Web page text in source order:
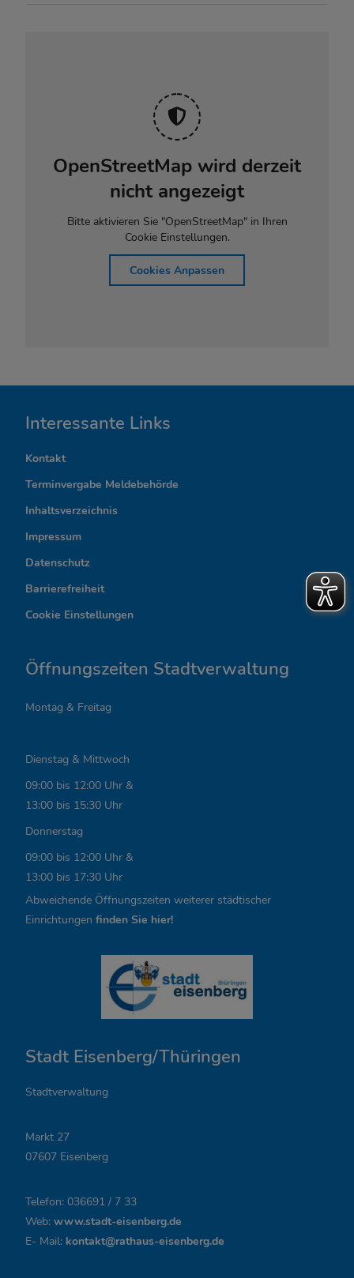
OpenStreetMap wird derzeit
nicht angezeigt
Bitte aktivieren Sie "OpenStreetMap" in Ihren
Cookie Einstellungen.
Cookies Anpassen
I
n
t
e
r
e
s
a
t
L
i
n
k
s
,
u
n
s
e
i
Interessante Links
Kontakt
Terminvergabe Meldebehörde
Inhaltsverzeichnis
Impressum
Datenschutz
Barrierefreiheit
Cookie Einstellungen
Öffnungszeiten Stadtverwaltung
Montag & Freitag
Dienstag & Mittwoch
09:00 bis 12:00 Uhr &
13:00 bis 15:30 Uhr
Donnerstag
09:00 bis 12:00 Uhr &
13:00 bis 17:30 Uhr
Abweichende Öffnungszeiten weiterer städtischer
Einrichtungen finden Sie hier!
Stadt Eisenberg/Thüringen
Stadtverwaltung
Markt 27
07607 Eisenberg
Telefon: 036691 / 7 33
Web: www.stadt-eisenberg.de
E- Mail: kontakt@rathaus-eisenberg.de